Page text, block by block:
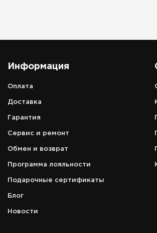
Информация
Оплата
Доставка
Гарантия
Сервис и ремонт
Обмен и возврат
Программа лояльности
Подарочные сертификаты
Блог
Новости
г. Елизово, ул.
зависит от
Телефон